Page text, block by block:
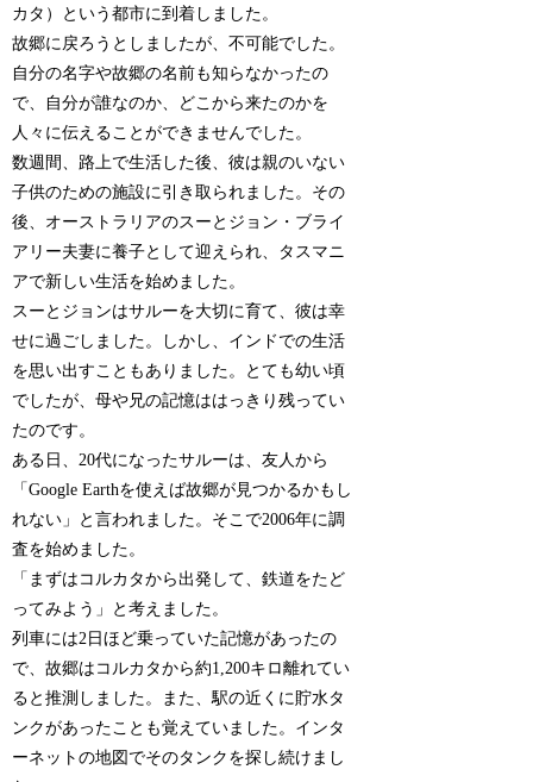
カタ）という都市に到着しました。
故郷に戻ろうとしましたが、不可能でした。
自分の名字や故郷の名前も知らなかったの
で、自分が誰なのか、どこから来たのかを
人々に伝えることができませんでした。
数週間、路上で生活した後、彼は親のいない
子供のための施設に引き取られました。その
後、オーストラリアのスーとジョン・ブライ
アリー夫妻に養子として迎えられ、タスマニ
アで新しい生活を始めました。
スーとジョンはサルーを大切に育て、彼は幸
せに過ごしました。しかし、インドでの生活
を思い出すこともありました。とても幼い頃
でしたが、母や兄の記憶ははっきり残ってい
たのです。
ある日、20代になったサルーは、友人から
「Google Earthを使えば故郷が見つかるかもし
れない」と言われました。そこで2006年に調
査を始めました。
「まずはコルカタから出発して、鉄道をたど
ってみよう」と考えました。
列車には2日ほど乗っていた記憶があったの
で、故郷はコルカタから約1,200キロ離れてい
ると推測しました。また、駅の近くに貯水タ
ンクがあったことも覚えていました。インタ
ーネットの地図でそのタンクを探し続けまし